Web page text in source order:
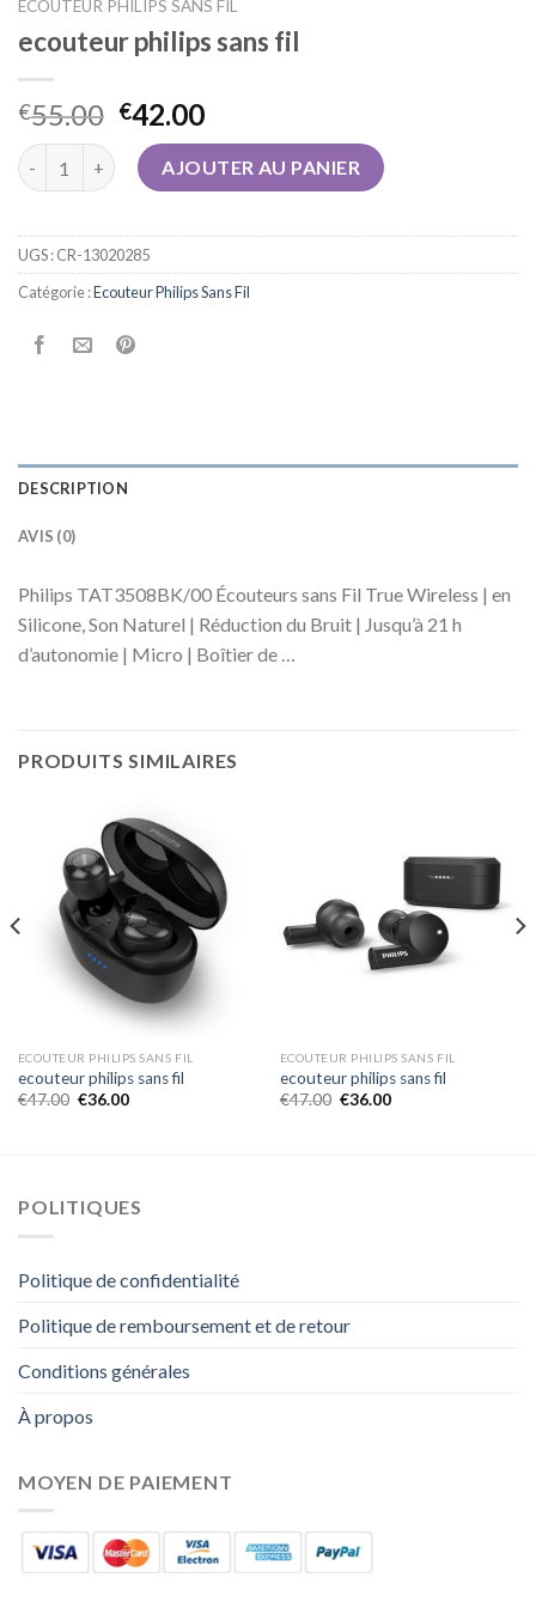
ECOUTEUR PHILIPS SANS FIL
ecouteur philips sans fil
€55.00 €42.00
quantité de ecouteur philips sans fil
AJOUTER AU PANIER
UGS :CR-13020285
Catégorie :Ecouteur Philips Sans Fil
DESCRIPTION
AVIS (0)
Philips TAT3508BK/00 Écouteurs sans Fil True Wireless | en
Silicone, Son Naturel | Réduction du Bruit | Jusqu’à 21 h
d’autonomie | Micro | Boîtier de …
PRODUITS SIMILAIRES
ECOUTEUR PHILIPS SANS FIL
ecouteur philips sans fil
€47.00 €36.00
ECOUTEUR PHILIPS SANS FIL
ecouteur philips sans fil
€47.00 €36.00
POLITIQUES
Politique de confidentialité
Politique de remboursement et de retour
Conditions générales
À propos
MOYEN DE PAIEMENT